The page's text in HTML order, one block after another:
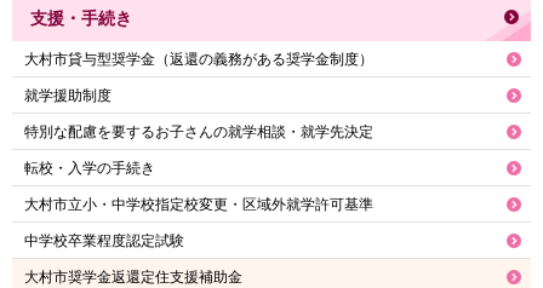
支援・手続き
大村市貸与型奨学金（返還の義務がある奨学金制度）
就学援助制度
特別な配慮を要するお子さんの就学相談・就学先決定
転校・入学の手続き
大村市立小・中学校指定校変更・区域外就学許可基準
中学校卒業程度認定試験
大村市奨学金返還定住支援補助金